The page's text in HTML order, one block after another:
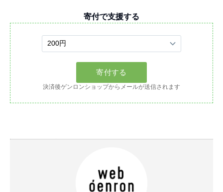
寄付で支援する
決済後ゲンロンショップからメールが送信されます